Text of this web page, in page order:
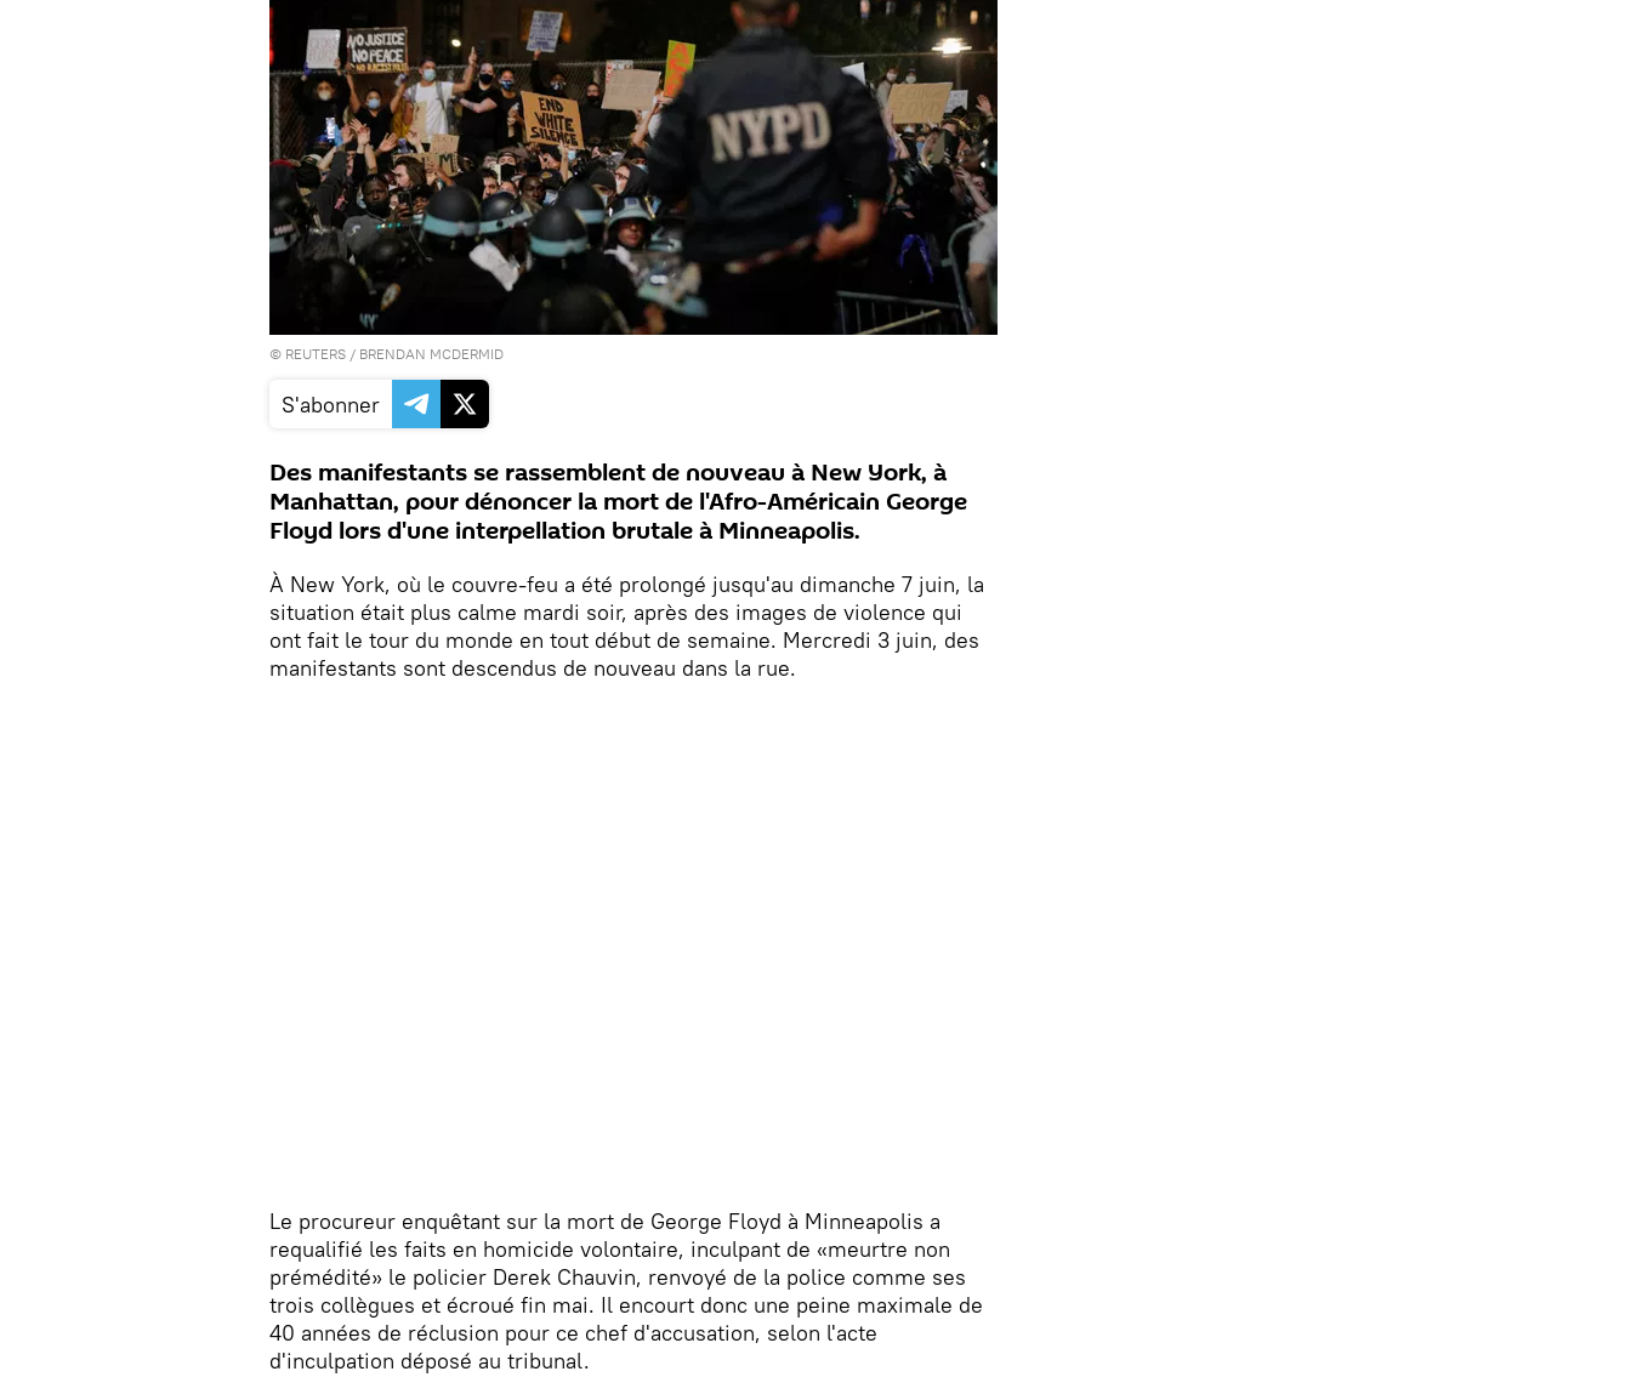
© REUTERS / BRENDAN MCDERMID
S'abonner
Des manifestants se rassemblent de nouveau à New York, à
Manhattan, pour dénoncer la mort de l'Afro-Américain George
Floyd lors d'une interpellation brutale à Minneapolis.
À New York, où le couvre-feu a été prolongé jusqu'au dimanche 7 juin, la
situation était plus calme mardi soir, après des images de violence qui
ont fait le tour du monde en tout début de semaine. Mercredi 3 juin, des
manifestants sont descendus de nouveau dans la rue.
Le procureur enquêtant sur la mort de George Floyd à Minneapolis a
requalifié les faits en homicide volontaire, inculpant de «meurtre non
prémédité» le policier Derek Chauvin, renvoyé de la police comme ses
trois collègues et écroué fin mai. Il encourt donc une peine maximale de
40 années de réclusion pour ce chef d'accusation, selon l'acte
d'inculpation déposé au tribunal.